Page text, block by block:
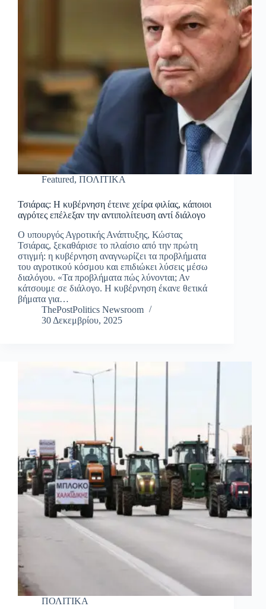
Featured, ΠΟΛΙΤΙΚΑ
Τσιάρας: Η κυβέρνηση έτεινε χείρα φιλίας, κάποιοι
αγρότες επέλεξαν την αντιπολίτευση αντί διάλογο
Ο υπουργός Αγροτικής Ανάπτυξης, Κώστας
Τσιάρας, ξεκαθάρισε το πλαίσιο από την πρώτη
στιγμή: η κυβέρνηση αναγνωρίζει τα προβλήματα
του αγροτικού κόσμου και επιδιώκει λύσεις μέσω
διαλόγου. «Τα προβλήματα πώς λύνονται; Αν
κάτσουμε σε διάλογο. Η κυβέρνηση έκανε θετικά
βήματα για…
ThePostPolitics Newsroom
30 Δεκεμβρίου, 2025
ΠΟΛΙΤΙΚΑ